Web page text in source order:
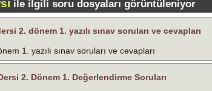
ile ilgili soru dosyaları görüntüleniyor
2. dönem 1. yazılı sınav soruları ve cevapları
1. yazılı sınav soruları ve cevapları
2. Dönem 1. Değerlendirme Soruları